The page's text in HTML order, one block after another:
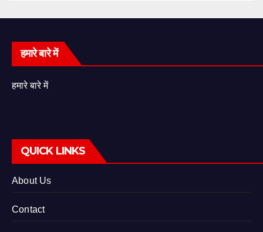
हमारे बारे में
हमारे बारे में
QUICK LINKS
About Us
Contact